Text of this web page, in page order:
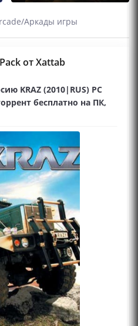
Аркады игры
от Xattab
KRAZ (2010|RUS) PC
бесплатно на ПК,